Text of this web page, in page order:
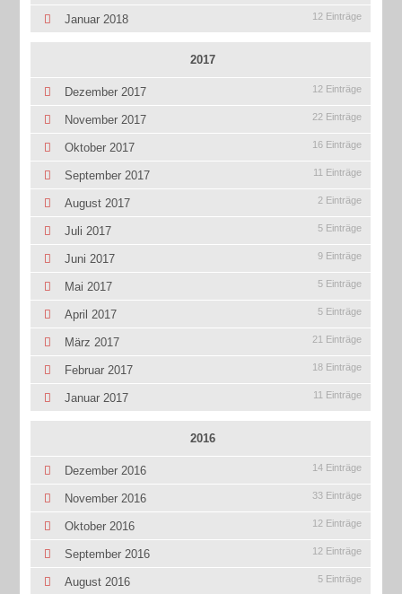
Januar 2018 12 Einträge
2017
Dezember 2017 12 Einträge
November 2017 22 Einträge
Oktober 2017 16 Einträge
September 2017 11 Einträge
August 2017 2 Einträge
Juli 2017 5 Einträge
Juni 2017 9 Einträge
Mai 2017 5 Einträge
April 2017 5 Einträge
März 2017 21 Einträge
Februar 2017 18 Einträge
Januar 2017 11 Einträge
2016
Dezember 2016 14 Einträge
November 2016 33 Einträge
Oktober 2016 12 Einträge
September 2016 12 Einträge
August 2016 5 Einträge